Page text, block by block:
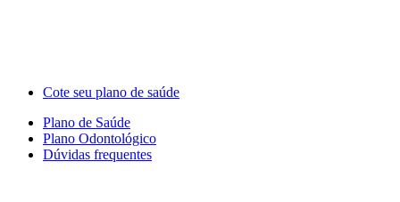
Cote seu plano de saúde
Plano de Saúde
Plano Odontológico
Dúvidas frequentes